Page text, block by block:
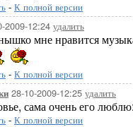
- К полной версии
2009-12:24 удалить
мне нравится
- К полной версии
28-10-2009-12:25 удалить
сама очень его
- К полной версии